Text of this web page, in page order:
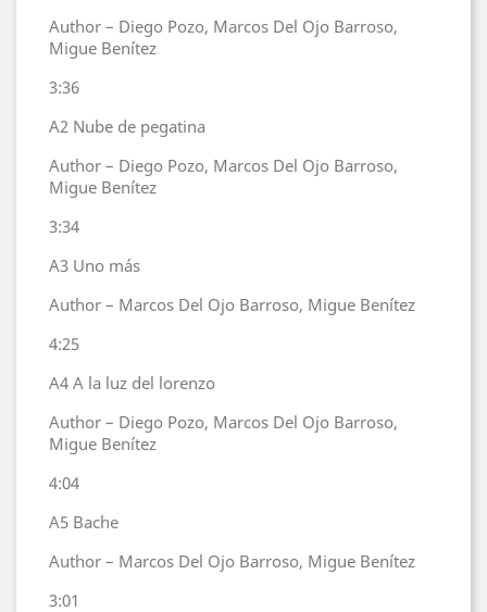
Author – Diego Pozo, Marcos Del Ojo Barroso,
Migue Benítez
3:36
A2 Nube de pegatina
Author – Diego Pozo, Marcos Del Ojo Barroso,
Migue Benítez
3:34
A3 Uno más
Author – Marcos Del Ojo Barroso, Migue Benítez
4:25
A4 A la luz del lorenzo
Author – Diego Pozo, Marcos Del Ojo Barroso,
Migue Benítez
4:04
A5 Bache
Author – Marcos Del Ojo Barroso, Migue Benítez
3:01